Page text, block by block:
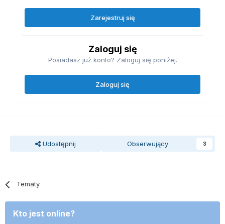
Zarejestruj się
Zaloguj się
Posiadasz już konto? Zaloguj się poniżej.
Zaloguj się
Udostępnij Obserwujący 3
Tematy
Kto jest online?